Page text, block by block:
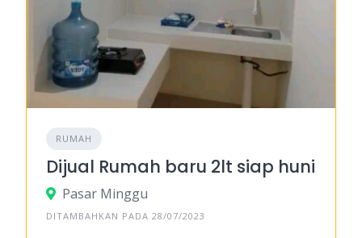
RUMAH
Dijual Rumah baru 2lt siap huni
Pasar Minggu
DITAMBAHKAN PADA 28/07/2023